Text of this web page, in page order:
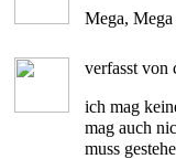
Mega, Mega
verfasst von
ich mag
mag auch
muss